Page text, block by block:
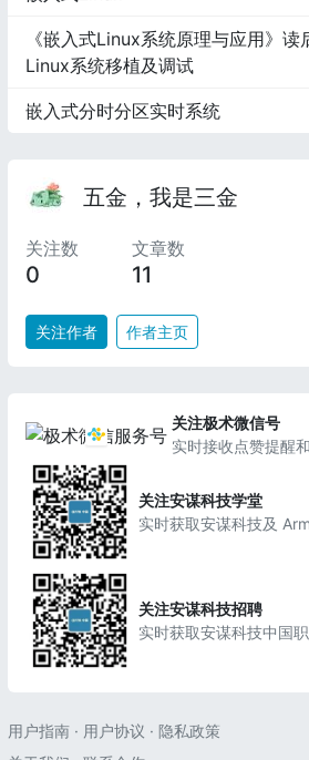
《嵌入式Linux系统原理与应用》
Linux系统移植及调试
嵌入式分时分区实时系统
五金，我是三金
关注数
0
文章数
11
关注作者 作者主页
关注极术微信号
实时接收点赞提醒
关注安谋科技学堂
实时获取安谋科技及
关注安谋科技招聘
实时获取安谋科技中国
用户指南 · 用户协议 · 隐私政策